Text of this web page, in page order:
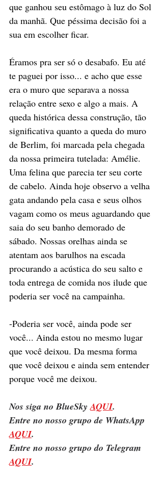
que ganhou seu estômago à luz do Sol
da manhã. Que péssima decisão foi a
sua em escolher ficar.
Éramos pra ser só o desabafo. Eu até
te paguei por isso... e acho que esse
era o muro que separava a nossa
relação entre sexo e algo a mais. A
queda histórica dessa construção, tão
significativa quanto a queda do muro
de Berlim, foi marcada pela chegada
da nossa primeira tutelada: Amélie.
Uma felina que parecia ter seu corte
de cabelo. Ainda hoje observo a velha
gata andando pela casa e seus olhos
vagam como os meus aguardando que
saia do seu banho demorado de
sábado. Nossas orelhas ainda se
atentam aos barulhos na escada
procurando a acústica do seu salto e
toda entrega de comida nos ilude que
poderia ser você na campainha.
-Poderia ser você, ainda pode ser
você... Ainda estou no mesmo lugar
que você deixou. Da mesma forma
que você deixou e ainda sem entender
porque você me deixou.
Nos siga no BlueSky AQUI.
Entre no nosso grupo de WhatsApp
AQUI.
Entre no nosso grupo do Telegram
AQUI.